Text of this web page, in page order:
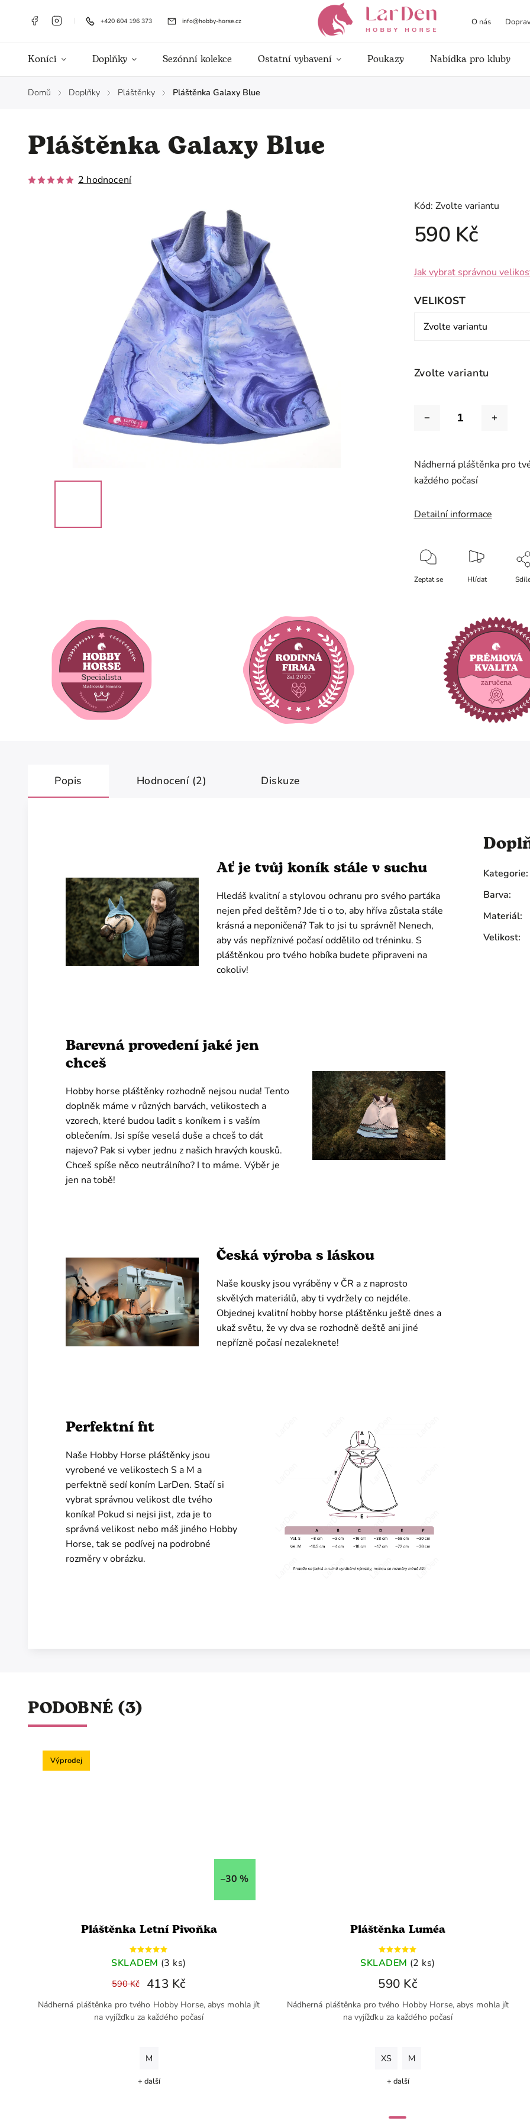
+420 604 196 373 info@hobby-horse.cz O nás
Koníci Doplňky Sezónní kolekce Ostatní vybavení Poukazy Nabídka pro kluby
Domů / Doplňky / Pláštěnky / Pláštěnka Galaxy Blue
Pláštěnka Galaxy Blue
2 hodnocení
Kód: Zvolte variantu
590 Kč
Zvolte variantu
Jak vybrat správnou
VELIKOST
Nádherná pláštěnka pro
každého počasí
Detailní informace
Zeptat se Hlídat
Popis Hodnocení (2) Diskuze
Ať je tvůj koník stále v suchu
Hledáš kvalitní a stylovou ochranu pro svého parťáka
nejen před deštěm? Jde ti o to, aby hříva zůstala stále
krásná a neponičená? Tak to jsi tu správně! Nenech,
aby vás nepříznivé počasí oddělilo od tréninku. S
pláštěnkou pro tvého hobíka budete připraveni na
cokoliv!
Barevná provedení jaké jen
chceš
Hobby horse pláštěnky rozhodně nejsou nuda! Tento
doplněk máme v různých barvách, velikostech a
vzorech, které budou ladit s koníkem i s vaším
oblečením. Jsi spíše veselá duše a chceš to dát
najevo? Pak si vyber jednu z našich hravých kousků.
Chceš spíše něco neutrálního? I to máme. Výběr je
jen na tobě!
Česká výroba s láskou
Naše kousky jsou vyráběny v ČR a z naprosto
skvělých materiálů, aby ti vydržely co nejdéle.
Objednej kvalitní hobby horse pláštěnku ještě dnes a
ukaž světu, že vy dva se rozhodně deště ani jiné
nepřízně počasí nezaleknete!
Perfektní fit
Naše Hobby Horse pláštěnky jsou
vyrobené ve velikostech S a M a
perfektně sedí koním LarDen. Stačí si
vybrat správnou velikost dle tvého
koníka! Pokud si nejsi jist, zda je to
správná velikost nebo máš jiného Hobby
Horse, tak se podívej na podrobné
rozměry v obrázku.
Kategorie:
Barva:
Materiál:
Velikost:
PODOBNÉ (3)
Výprodej
–30 %
Pláštěnka Letní Pivoňka
SKLADEM (3 ks)
590 Kč 413 Kč
Nádherná pláštěnka pro tvého Hobby Horse, abys mohla jít
na vyjížďku za každého počasí
M
+ další
Pláštěnka Luméa
SKLADEM (2 ks)
590 Kč
Nádherná pláštěnka pro tvého Hobby Horse, abys mohla jít
na vyjížďku za každého počasí
XS M
+ další